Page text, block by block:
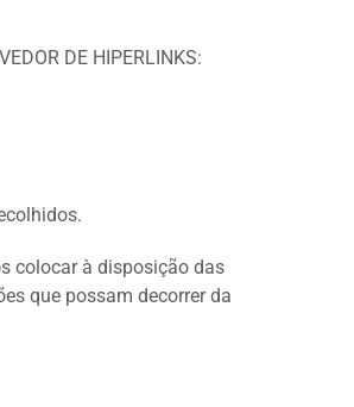
DE HIPERLINKS:
colocar à disposição das
que possam decorrer da